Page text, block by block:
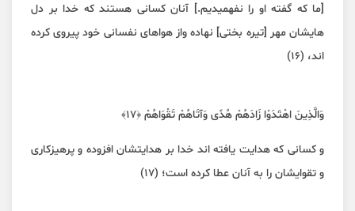
[ما که گفته او را نفهمیدیم.] آنان کسانی هستند که خدا بر دل
هایشان مهر [تیره بختی] نهاده واز هواهای نفسانی خود پیروی کرده
اند، (۱۶)
وَالَّذِينَ اهْتَدَوْا زَادَهُمْ هُدًى وَآتَاهُمْ تَقْوَاهُمْ ﴿١٧﴾
و کسانی که هدایت یافته اند خدا بر هدایتشان افزوده و پرهیزکاری
و تقوایشان را به آنان عطا کرده است؛ (۱۷)